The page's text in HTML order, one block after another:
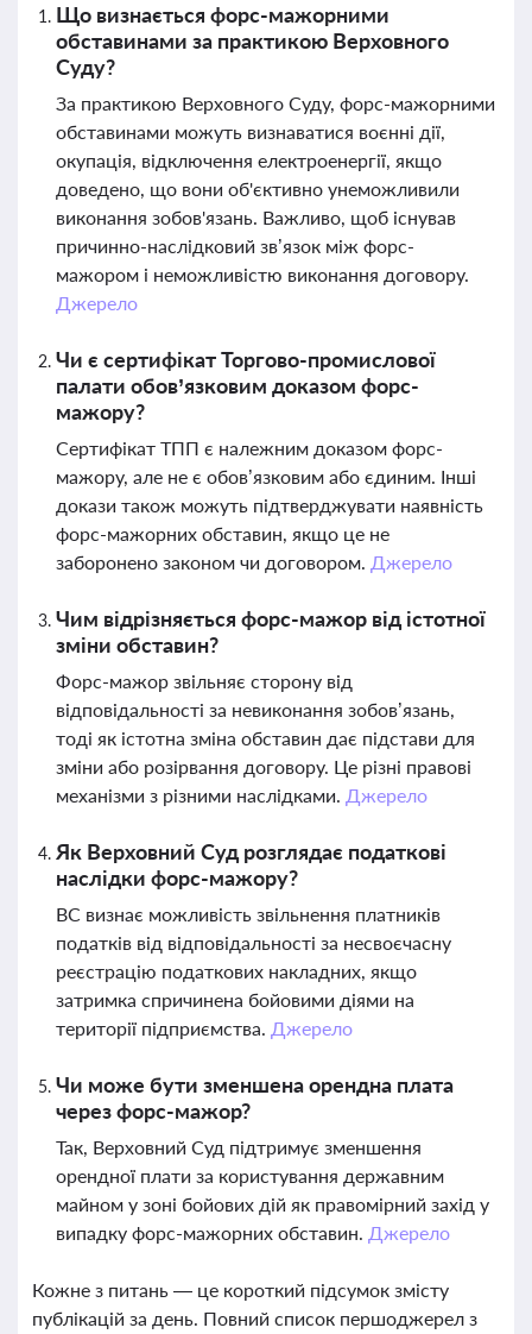
Що визнається форс-мажорними
обставинами за практикою Верховного
Суду?
За практикою Верховного Суду, форс-мажорними
обставинами можуть визнаватися воєнні дії,
окупація, відключення електроенергії, якщо
доведено, що вони об'єктивно унеможливили
виконання зобов'язань. Важливо, щоб існував
причинно-наслідковий зв’язок між форс-
мажором і неможливістю виконання договору.
Джерело
Чи є сертифікат Торгово-промислової
палати обов’язковим доказом форс-
мажору?
Сертифікат ТПП є належним доказом форс-
мажору, але не є обов’язковим або єдиним. Інші
докази також можуть підтверджувати наявність
форс-мажорних обставин, якщо це не
заборонено законом чи договором. Джерело
Чим відрізняється форс-мажор від істотної
зміни обставин?
Форс-мажор звільняє сторону від
відповідальності за невиконання зобов’язань,
тоді як істотна зміна обставин дає підстави для
зміни або розірвання договору. Це різні правові
механізми з різними наслідками. Джерело
Як Верховний Суд розглядає податкові
наслідки форс-мажору?
ВС визнає можливість звільнення платників
податків від відповідальності за несвоєчасну
реєстрацію податкових накладних, якщо
затримка спричинена бойовими діями на
території підприємства. Джерело
Чи може бути зменшена орендна плата
через форс-мажор?
Так, Верховний Суд підтримує зменшення
орендної плати за користування державним
майном у зоні бойових дій як правомірний захід у
випадку форс-мажорних обставин. Джерело
Кожне з питань — це короткий підсумок змісту
публікацій за день. Повний список першоджерел з